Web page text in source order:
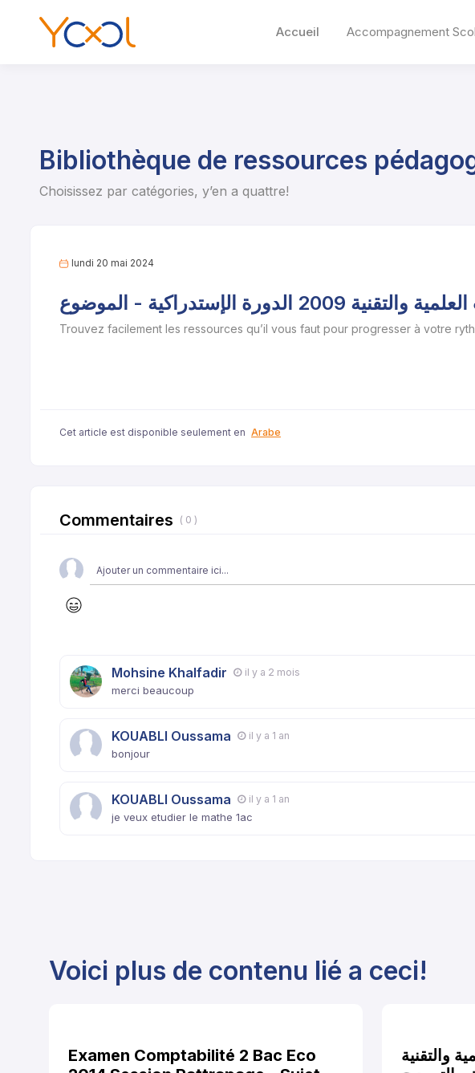
Accueil Accompagnement
Bibliothèque de ressources
Choisissez par catégories, y’en a quattre!
lundi 20 mai 2024
الإستدراكية - الموضوع
Trouvez facilement les ressources qu’il vous faut pour progresser à votre
Cet article est disponible seulement en Arabe
Commentaires ( 0 )
Mohsine Khalfadir il y a 2 mois
merci beaucoup
KOUABLI Oussama il y a 1 an
bonjour
KOUABLI Oussama il y a 1 an
je veux etudier le mathe 1ac
Voici plus de contenu lié a ceci!
Examen Comptabilité 2 Bac Eco
والتقنية